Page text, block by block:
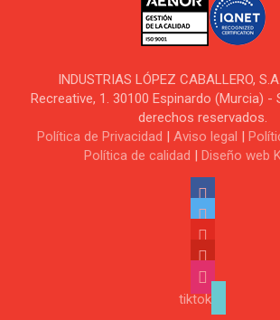
INDUSTRIAS LÓPEZ CABALLERO,
Recreative, 1. 30100 Espinardo (Murcia) -
derechos reservados.
Política de Privacidad | Aviso legal |
Política de calidad | Diseño web
tiktok